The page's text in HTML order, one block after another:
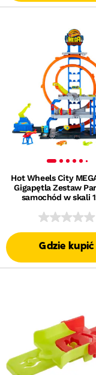
Hot Wheels City
Gigapętla Zestaw
samochód w skali
Gdzie kupić